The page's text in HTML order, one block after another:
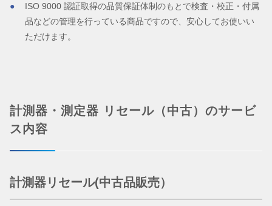
ISO 9000 認証取得の品質保証体制のもとで検査・校正・付属
品などの管理を行っている商品ですので、安心してお使いい
ただけます。
計測器・測定器 リセール（中古）のサービ
ス内容
計測器リセール(中古品販売）